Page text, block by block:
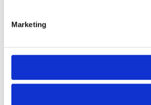
Marketing